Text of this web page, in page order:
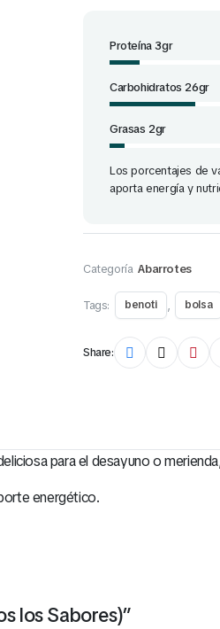
Proteína 3gr
Carbohidratos 26gr
Grasas 2gr
Los porcentajes de
aporta energía y
Categoría Abarrotes
Tags: benoti , bolsa
Share:
para el desayuno o
energético.
los Sabores)”